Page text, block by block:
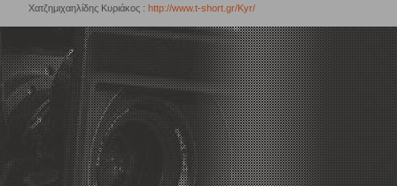
Χατζημιχαηλίδης Κυριάκος : http://www.t-short.gr/Kyr/